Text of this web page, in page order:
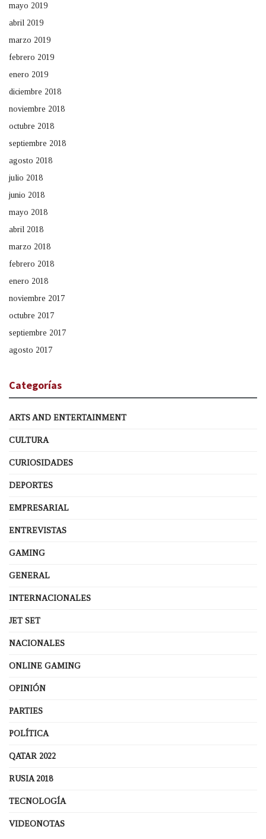
mayo 2019
abril 2019
marzo 2019
febrero 2019
enero 2019
diciembre 2018
noviembre 2018
octubre 2018
septiembre 2018
agosto 2018
julio 2018
junio 2018
mayo 2018
abril 2018
marzo 2018
febrero 2018
enero 2018
noviembre 2017
octubre 2017
septiembre 2017
agosto 2017
Categorías
ARTS AND ENTERTAINMENT
CULTURA
CURIOSIDADES
DEPORTES
EMPRESARIAL
ENTREVISTAS
GAMING
GENERAL
INTERNACIONALES
JET SET
NACIONALES
ONLINE GAMING
OPINIÓN
PARTIES
POLÍTICA
QATAR 2022
RUSIA 2018
TECNOLOGÍA
VIDEONOTAS